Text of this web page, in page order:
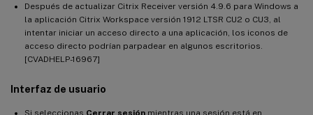
Después de actualizar Citrix Receiver versión 4.9.6 para Windows a
la aplicación Citrix Workspace versión 1912 LTSR CU2 o CU3, al
intentar iniciar un acceso directo a una aplicación, los iconos de
acceso directo podrían parpadear en algunos escritorios.
[CVADHELP-16967]
Interfaz de usuario
Si seleccionas Cerrar sesión mientras una sesión está en